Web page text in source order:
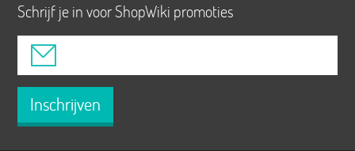
Schrijf je in voor ShopWiki promoties
Inschrijven